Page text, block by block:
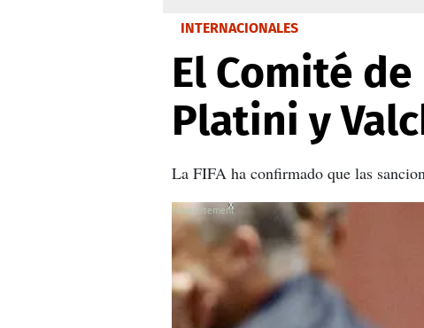
INTERNACIONALES
El Comité
Platini y
La FIFA ha confirmado que las
X